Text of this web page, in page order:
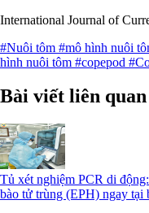
International Journal of
#Nuôi tôm #mô hình nuôi
hình nuôi tôm #copepod
Bài viết liên quan
Tủ xét nghiệm PCR di
bào tử trùng (EPH) ngay tại